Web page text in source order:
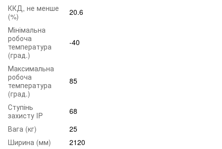
ККД, не менше
(%)
20.6
Мінімальна
робоча
температура
(град.)
-40
Максимальна
робоча
температура
(град.)
85
Ступінь
захисту IP
68
Вага (кг)
25
Ширина (мм)
2120